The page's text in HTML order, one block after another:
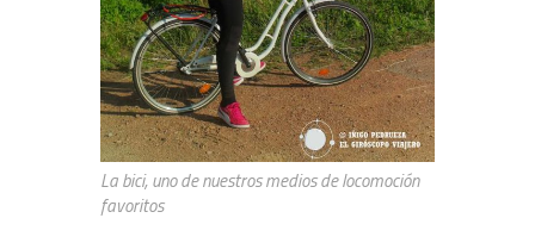
La bici, uno de nuestros medios de locomoción
favoritos